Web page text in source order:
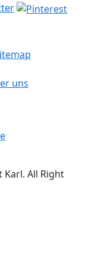
uns
Karl. All Right